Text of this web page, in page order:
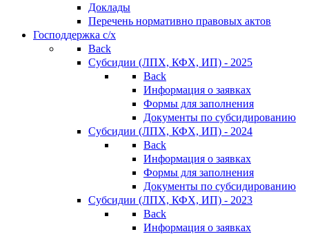
Доклады
Перечень нормативно правовых актов
Господдержка с/х
Back
Субсидии (ЛПХ, КФХ, ИП) - 2025
Back
Информация о заявках
Формы для заполнения
Документы по субсидированию
Субсидии (ЛПХ, КФХ, ИП) - 2024
Back
Информация о заявках
Формы для заполнения
Документы по субсидированию
Субсидии (ЛПХ, КФХ, ИП) - 2023
Back
Информация о заявках